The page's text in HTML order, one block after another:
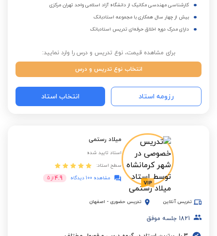
کارشناسی مهندسی مکانیک از دانشگاه آزاد اسلامی واحد تهران مرکزی
بیش از چهار سال همکاری با مجموعه استادبانک
دارای مدرک دوره اخلاق حرفه‌ای تدریس استادبانک
برای مشاهده قیمت، نوع تدریس و درس را وارد نمایید:
انتخاب نوع تدریس و درس
رزومه استاد انتخاب استاد
میلاد رستمی
استاد تایید شده
سطح استاد:
مشاهده 100 دیدگاه
4.9 از 5
تدریس آنلاین تدریس حضوری - اصفهان
1821 جلسه موفق